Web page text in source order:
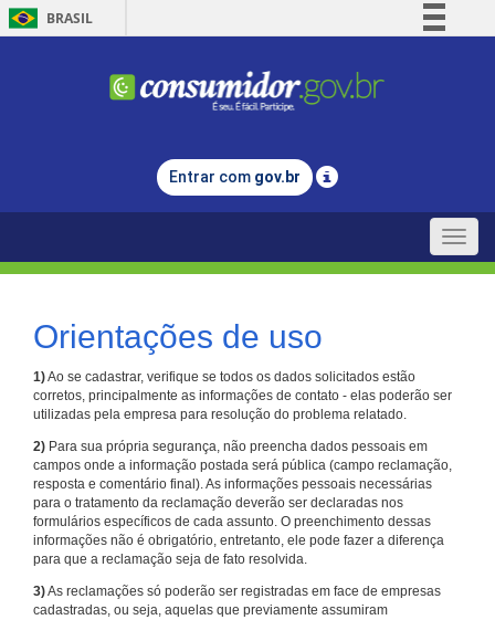
BRASIL
Comunica BR
Legislação
Entrar com gov.br
Toggle
Orientações de uso
1)Ao se cadastrar, verifique se todos os dados solicitados estão
corretos, principalmente as informações de contato - elas poderão ser
utilizadas pela empresa para resolução do problema relatado.
2) Para sua própria segurança, não preencha dados pessoais em
campos onde a informação postada será pública (campo reclamação,
resposta e comentário final). As informações pessoais necessárias
para o tratamento da reclamação deverão ser declaradas nos
formulários específicos de cada assunto. O preenchimento dessas
informações não é obrigatório, entretanto, ele pode fazer a diferença
para que a reclamação seja de fato resolvida.
3)As reclamações só poderão ser registradas em face de empresas
cadastradas, ou seja, aquelas que previamente assumiram